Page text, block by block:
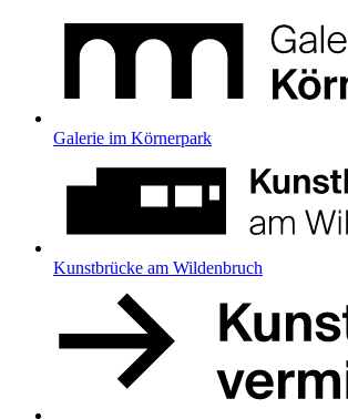
Galerie im Körnerpark
Kunstbrücke am Wildenbruch